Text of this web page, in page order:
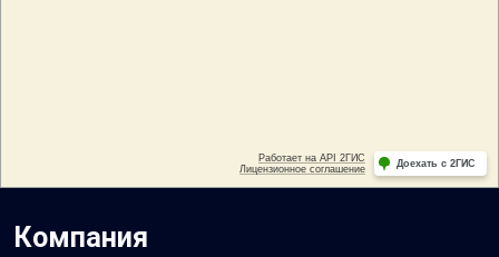
Компания